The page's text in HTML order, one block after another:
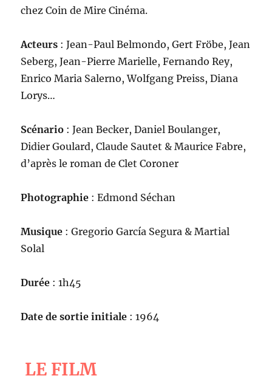
chez Coin de Mire Cinéma.
Acteurs : Jean-Paul Belmondo, Gert Fröbe, Jean
Seberg, Jean-Pierre Marielle, Fernando Rey,
Enrico Maria Salerno, Wolfgang Preiss, Diana
Lorys…
Scénario : Jean Becker, Daniel Boulanger,
Didier Goulard, Claude Sautet & Maurice Fabre,
d’après le roman de Clet Coroner
Photographie : Edmond Séchan
Musique : Gregorio García Segura & Martial
Solal
Durée : 1h45
Date de sortie initiale : 1964
LE FILM